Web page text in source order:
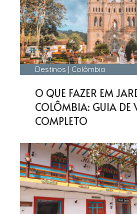
Destinos | Colômbia
O QUE FAZER EM
COLÔMBIA: GUIA DE
COMPLETO